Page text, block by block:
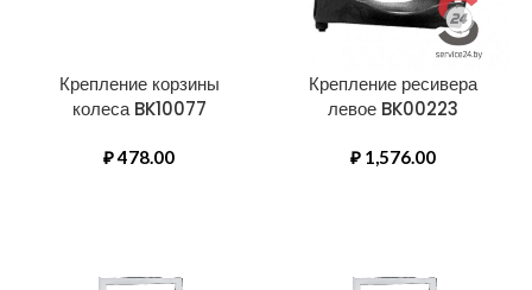
Крепление корзины
колеса BK10077
₽478.00
Крепление ресивера
левое BK00223
₽ 1,576.00